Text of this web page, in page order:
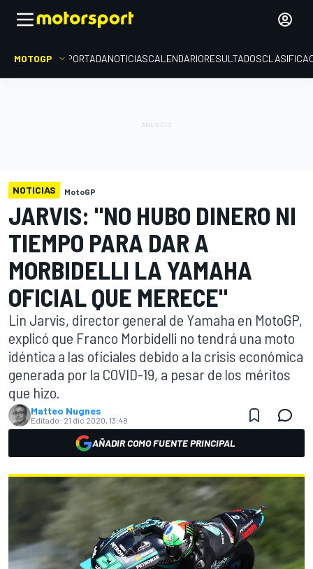
MOTOGP PORTADANOTICIASCALENDARIORESULTADOS
NOTICIAS MotoGP
JARVIS: "NO HUBO DINERO NI
TIEMPO PARA DAR A
MORBIDELLI LA YAMAHA
OFICIAL QUE MERECE"
Lin Jarvis, director general de Yamaha en MotoGP,
explicó que Franco Morbidelli no tendrá una moto
idéntica a las oficiales debido a la crisis económica
generada por la COVID-19, a pesar de los méritos
que hizo.
Matteo Nugnes
Editado: 21 dic 2020, 13:48
AÑADIR COMO FUENTE PRINCIPAL